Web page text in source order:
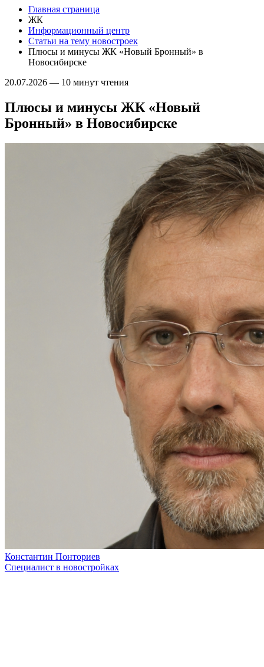
Главная страница
ЖК
Информационный центр
Статьи на тему новостроек
Плюсы и минусы ЖК «Новый Бронный» в
Новосибирске
20.07.2026 — 10 минут чтения
Плюсы и минусы ЖК «Новый
Бронный» в Новосибирске
Константин Понториев
Специалист в новостройках